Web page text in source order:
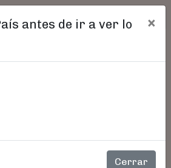
antes de ir a ver lo
×
Cerrar